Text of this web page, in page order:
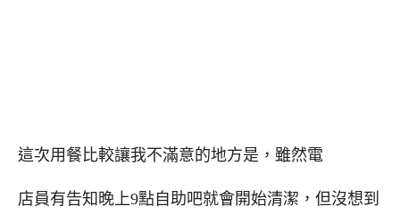
這次用餐比較讓我不滿意的地方是，雖然電
店員有告知晚上9點自助吧就會開始清潔，但沒想到